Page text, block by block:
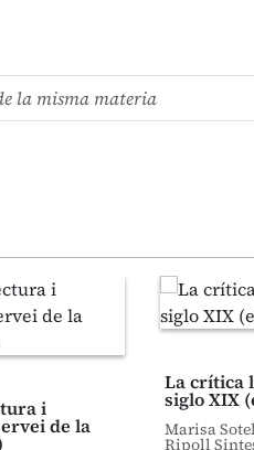
la misma materia
i
de la
La crítica
siglo XIX
Marisa
Ripoll